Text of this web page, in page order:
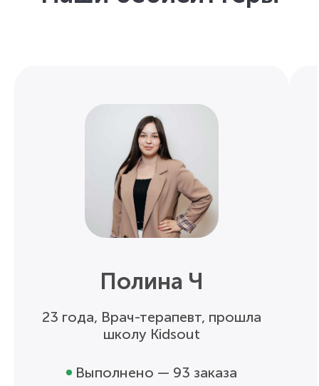
Полина Ч
23 года, Врач-терапевт, прошла
школу Kidsout
Выполнено — 93 заказа